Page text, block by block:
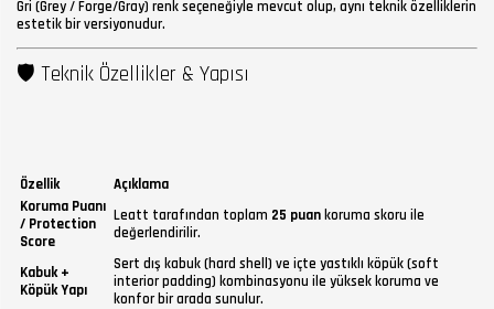
Gri (Grey / Forge/Gray) renk seçeneğiyle mevcut olup, aynı teknik özelliklerin
estetik bir versiyonudur.
🛡 Teknik Özellikler & Yapısı
Özellik
Açıklama
Koruma Puanı
/ Protection
Score
Leatt tarafından toplam 25 puan koruma skoru ile
değerlendirilir.
Kabuk +
Köpük Yapı
Sert dış kabuk (hard shell) ve içte yastıklı köpük (soft
interior padding) kombinasyonu ile yüksek koruma ve
konfor bir arada sunulur.